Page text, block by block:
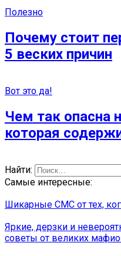
Полезно
Почему стоит
5 веских причин
Вот это да!
Чем так опасна
которая
Найти:
Самые интересные:
Шикарные СМС от тех,
Яркие, дерзки и
советы от великих